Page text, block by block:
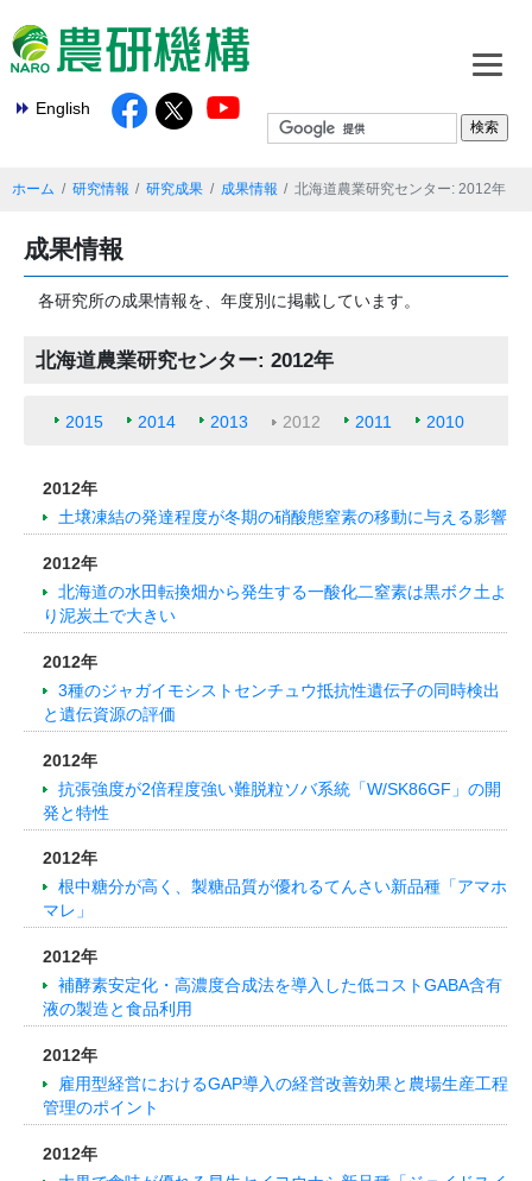
English
ホーム 研究情報 研究成果 成果情報 北海道農業研究センター: 2012年
成果情報
各研究所の成果情報を、年度別に掲載しています。
北海道農業研究センター: 2012年
2015 2014 2013 2012 2011 2010
2012年
土壌凍結の発達程度が冬期の硝酸態窒素の移動に与える影響
2012年
北海道の水田転換畑から発生する一酸化二窒素は黒ボク土よ
り泥炭土で大きい
2012年
3種のジャガイモシストセンチュウ抵抗性遺伝子の同時検出
と遺伝資源の評価
2012年
抗張強度が2倍程度強い難脱粒ソバ系統「W/SK86GF」の開
発と特性
2012年
根中糖分が高く、製糖品質が優れるてんさい新品種「アマホ
マレ」
2012年
補酵素安定化・高濃度合成法を導入した低コストGABA含有
液の製造と食品利用
2012年
雇用型経営におけるGAP導入の経営改善効果と農場生産工程
管理のポイント
2012年